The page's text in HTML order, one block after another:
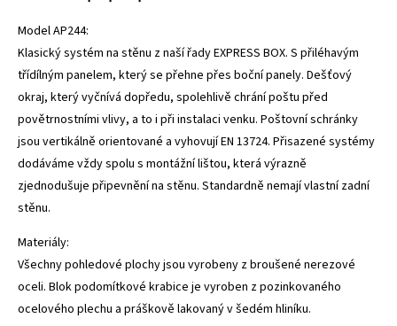
Model AP244:
Klasický systém na stěnu z naší řady EXPRESS BOX. S přiléhavým
třídílným panelem, který se přehne přes boční panely. Dešťový
okraj, který vyčnívá dopředu, spolehlivě chrání poštu před
povětrnostními vlivy, a to i při instalaci venku. Poštovní schránky
jsou vertikálně orientované a vyhovují EN 13724. Přisazené systémy
dodáváme vždy spolu s montážní lištou, která výrazně
zjednodušuje připevnění na stěnu. Standardně nemají vlastní zadní
stěnu.
Materiály:
Všechny pohledové plochy jsou vyrobeny z broušené nerezové
oceli. Blok podomítkové krabice je vyroben z pozinkovaného
ocelového plechu a práškově lakovaný v šedém hliníku.